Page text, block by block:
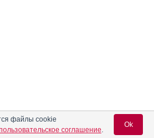
файлы cookie
соглашение.
Ok